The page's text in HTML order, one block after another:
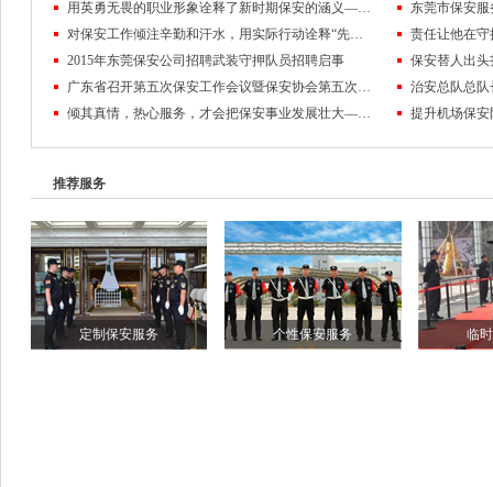
用英勇无畏的职业形象诠释了新时期保安的涵义——记东莞市保安服务公司保安员黄麒麟
对保安工作倾注辛勤和汗水，用实际行动诠释“先锋”的含义
2015年东莞保安公司招聘武装守押队员招聘启事
保安替人出
广东省召开第五次保安工作会议暨保安协会第五次会员代表大会
倾其真情，热心服务，才会把保安事业发展壮大——东莞保安公司队伍管理纪实
推荐服务
定制保安服务 个性保安服务 临